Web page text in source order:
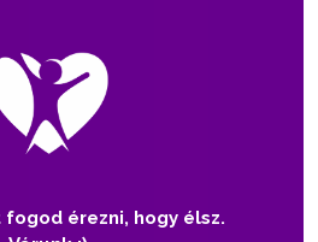
érezni, hogy élsz.